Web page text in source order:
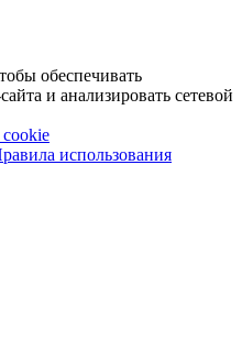
обеспечивать
и анализировать сетевой
использования